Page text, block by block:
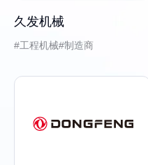
久发机械
工程机械 制造商